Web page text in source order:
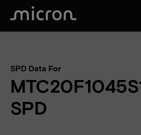
SPD Data For
SPD